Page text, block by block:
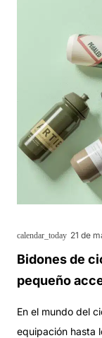
calendar_today 21 de
Bidones de
pequeño
En el mundo del
equipación hasta